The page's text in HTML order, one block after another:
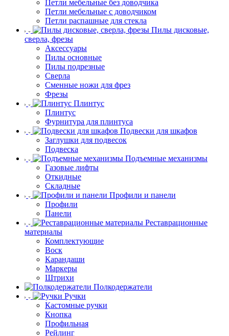
Петли мебельные без доводчика
Петли мебельные с доводчиком
Петли распашные для стекла
Пилы дисковые,
сверла, фрезы
Аксессуары
Пилы основные
Пилы подрезные
Сверла
Сменные ножи для фрез
Фрезы
Плинтус
Плинтус
Фурнитура для плинтуса
Подвески для шкафов
Заглушки для подвесок
Подвеска
Подъемные механизмы
Газовые лифты
Откидные
Складные
Профили и панели
Профили
Панели
Реставрационные
материалы
Комплектующие
Воск
Карандаши
Маркеры
Штрихи
Полкодержатели
Ручки
Кастомные ручки
Кнопка
Профильная
Рейлинг